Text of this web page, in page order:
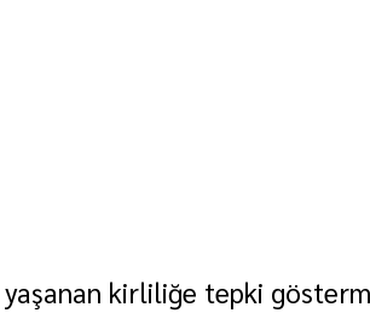
kirliliğe tepki